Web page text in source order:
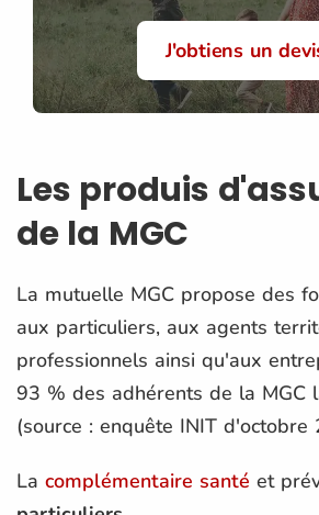
J'obtiens un
Les produis
de la MGC
La mutuelle MGC propose des
aux particuliers, aux agents
professionnels ainsi qu'aux
93 % des adhérents de la MGC
(source : enquête INIT d'octobre
La complémentaire santé et